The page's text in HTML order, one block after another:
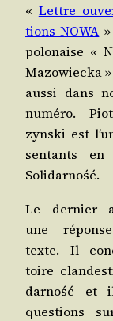
« Lettre
tions NOWA
polo­naise «
Mazo­wie­cka
aus­si dans
numé­ro.
zyns­ki est
sen­tants
Solidarność.
Le der­nier
une
texte. Il
toire
dar­ność et
ques­tions